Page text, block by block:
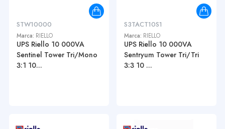
STW10000
Marca: RIELLO
UPS Riello 10 000VA
Sentinel Tower Tri/Mono
3:1 10...
S3TACT10S1
Marca: RIELLO
UPS Riello 10 000VA
Sentryum Tower Tri/Tri
3:3 10 ...